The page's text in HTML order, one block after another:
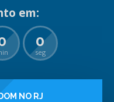
0
seg
NO RJ